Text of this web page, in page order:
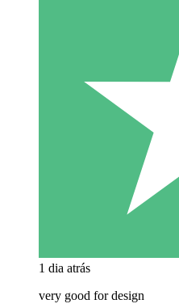
1 dia atrás
very good for design